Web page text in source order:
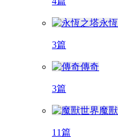
永
3篇
傳奇
3篇
魔
11篇